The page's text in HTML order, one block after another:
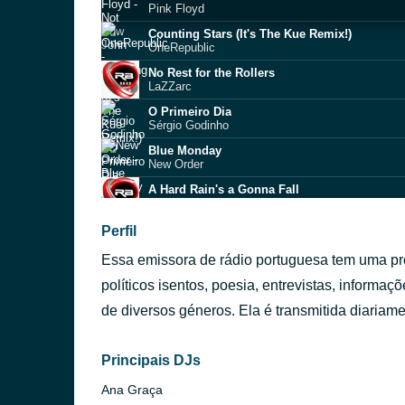
Pink Floyd
Counting Stars (It's The Kue Remix!)
OneRepublic
No Rest for the Rollers
LaZZarc
O Primeiro Dia
Sérgio Godinho
Blue Monday
New Order
A Hard Rain's a Gonna Fall
Dreams
Van Halen
Luis Fonsi Imposible ft Ozuna (LyricsLetra)
Perfil
Essa emissora de rádio portuguesa tem uma
políticos isentos, poesia, entrevistas,
de diversos géneros. Ela é transmitida
Principais DJs
Ana Graça